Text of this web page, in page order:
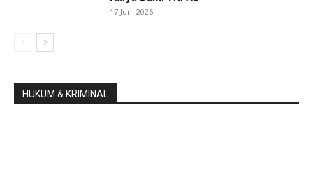
17 Juni 2026
HUKUM & KRIMINAL